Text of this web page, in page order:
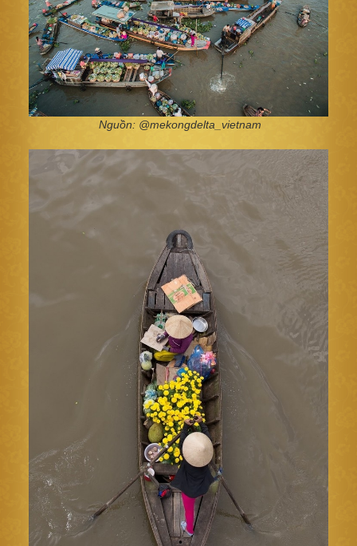
Nguồn: @mekongdelta_vietnam